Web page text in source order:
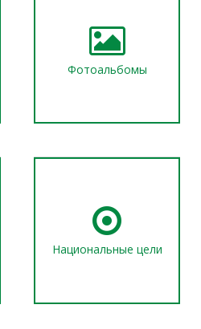
Фотоальбомы
Национальные цели